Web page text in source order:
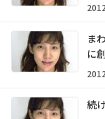
ま
に
続